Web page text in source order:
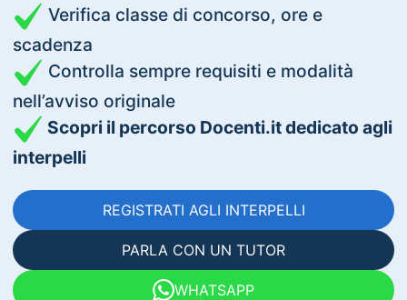
Verifica classe di concorso, ore e
scadenza
Controlla sempre requisiti e modalità
nell’avviso originale
Scopri il percorso Docenti.it dedicato agli
interpelli
REGISTRATI AGLI INTERPELLI
PARLA CON UN TUTOR
WHATSAPP